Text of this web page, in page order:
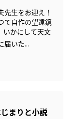
生をお迎え！
て自作の望遠鏡
いかにして天文
届いた...
まりと小説